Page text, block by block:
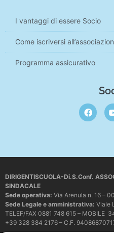
I vantaggi di essere Socio
Come iscriversi
Programma assicurativo
DIRIGENTISCUOLA-Di.S.Conf.
SINDACALE
Sede operativa: Via Arenula n. 16 –
Sede Legale e amministrativa: Viale
TELEF/FAX 0881 748 615 – MOBILE
+39 328 384 2176 – C.F.